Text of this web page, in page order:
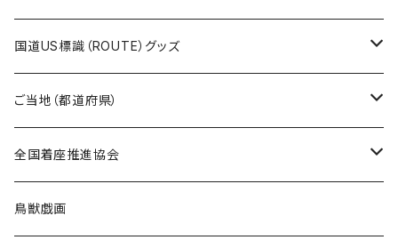
トートバッグ
千葉ロッテマリーンズコラボ
ホテルキーホルダー
トートバッグ
ホテルキーホルダー
ステッカー
国道0～99号線
国道100～199号線
Tシャツ
キャップ
国道US標識（ROUTE）グッズ
ステッカー
ROUTE 0～99号線
ROUTE100～199号線
Tシャツ
ROUTE 0～99号線
キャップ
ご当地（都道府県）
北海道
青森県
全国着座推進協会
ステッカー
鳥獣戯画